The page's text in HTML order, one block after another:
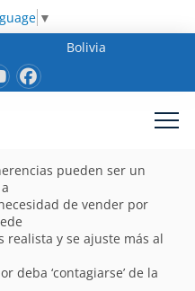
▼
Bolivia
pueden ser un
de vender por
realista y se ajuste más al
deba ‘contagiarse’ de la